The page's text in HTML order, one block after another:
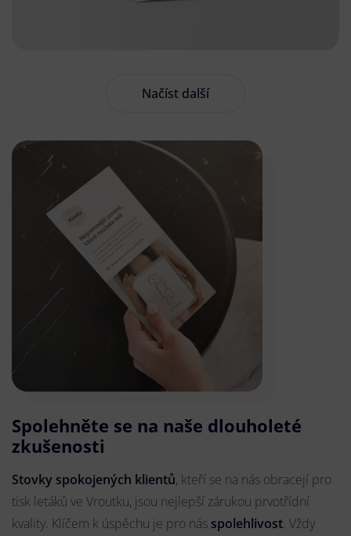
Načíst další
Spolehněte se na naše dlouholeté
zkušenosti
Stovky spokojených klientů, kteří se na nás obracejí pro
tisk letáků ve Vroutku, jsou nejlepší zárukou prvotřídní
kvality. Klíčem k úspěchu je pro nás spolehlivost. Vždy